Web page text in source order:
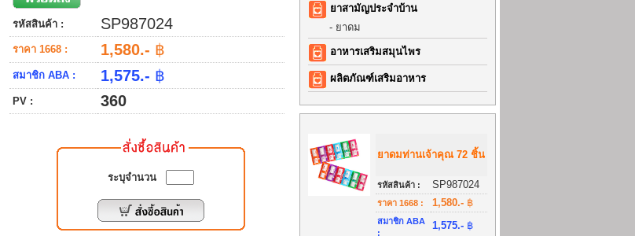
รหัสสินค้า : SP987024
ราคา 1668 : 1,580.- ฿
สมาชิก ABA : 1,575.- ฿
PV : 360
ระบุจำนวน
ยาสามัญประจำบ้าน
- ยาดม
อาหารเสริมสมุนไพร
ผลิตภัณฑ์เสริมอาหาร
ยาดมท่านเจ้าคุณ 72 ชิ้น
รหัสสินค้า : SP987024
ราคา 1668 : 1,580.- ฿
สมาชิก ABA
:
1,575.- ฿